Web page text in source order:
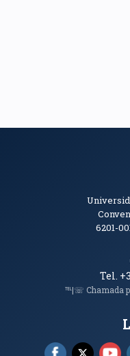
6201-
Tel.
℡|☏ Chamada
Facebook
X (abre